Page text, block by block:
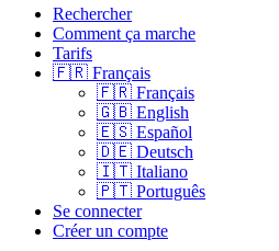
Rechercher
Comment ça marche
Tarifs
🇫🇷 Français
🇫🇷 Français
🇬🇧 English
🇪🇸 Español
🇩🇪 Deutsch
🇮🇹 Italiano
🇵🇹 Português
Se connecter
Créer un compte